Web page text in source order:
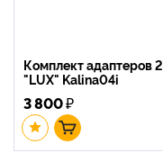
Комплект адаптеров 2
"LUX" Kalina04i
3 800₽